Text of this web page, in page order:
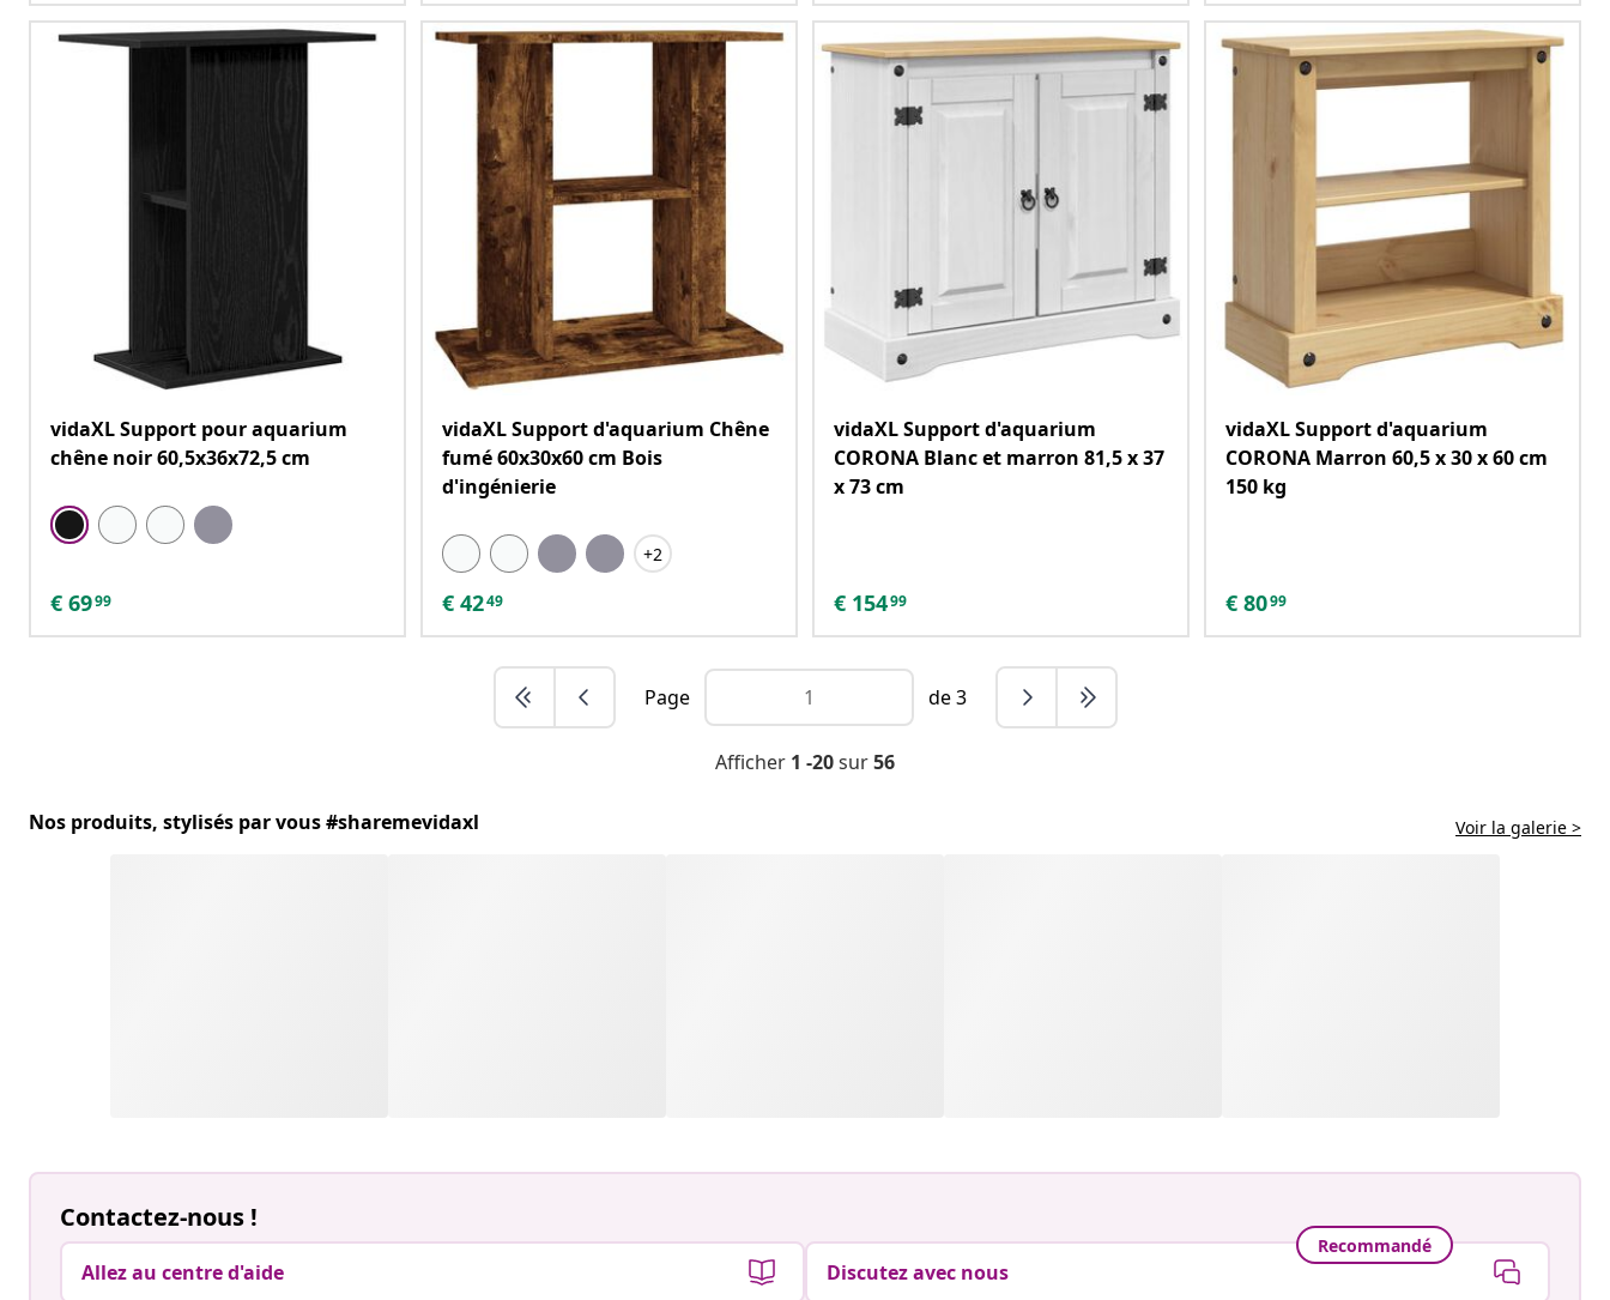
vidaXL Support pour aquarium
chêne noir 60,5x36x72,5 cm
€ 6999
vidaXL Support d'aquarium Chêne
fumé 60x30x60 cm Bois
d'ingénierie
+2
€ 4249
vidaXL Support d'aquarium
CORONA Blanc et marron 81,5 x 37
x 73 cm
€ 15499
vidaXL Support d'aquarium
CORONA Marron 60,5 x 30 x 60 cm
150 kg
€ 8099
Page de 3
Afficher 1 -20sur56
Nos produits, stylisés par vous #sharemevidaxl Voir la galerie >
Contactez-nous !
Allez au centre d'aide
Recommandé
Discutez avec nous